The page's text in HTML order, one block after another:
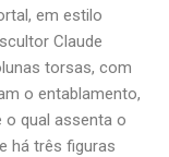
em estilo
Claude
torsas, com
o entablamento,
o qual assenta o
há três figuras